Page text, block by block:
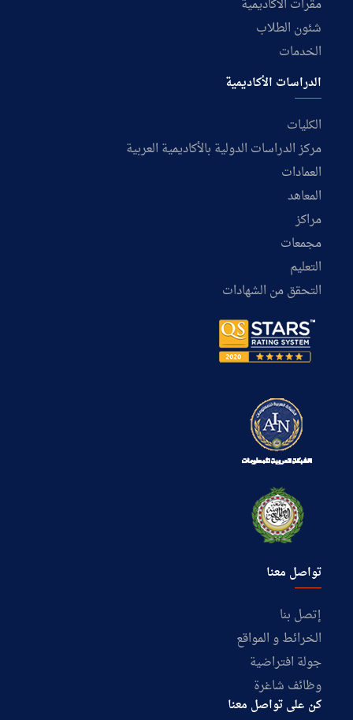
مقرات الأكاديمية
شئون الطلاب
الخدمات
الدراسات الأكاديمية
الكليات
مركز الدراسات الدولية بالأكاديمية العربية
العمادات
المعاهد
مراكز
مجمعات
التعليم
التحقق من الشهادات
تواصل معنا
إتصل بنا
الخرائط و المواقع
جولة افتراضية
وظائف شاغرة
كن على تواصل معنا